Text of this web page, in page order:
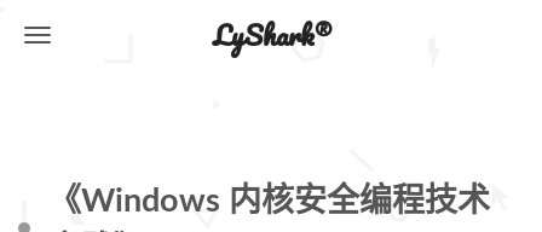
LyShark®
《Windows 内核安全编程技术